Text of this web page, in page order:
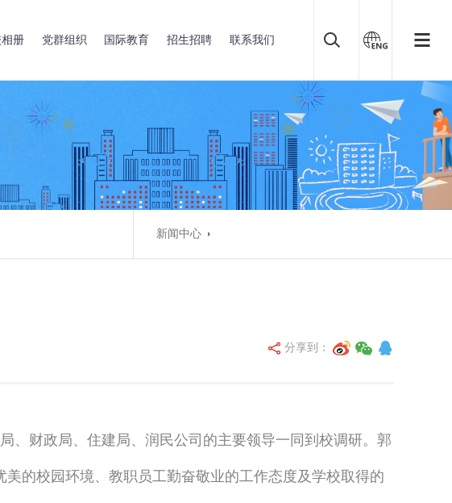
册 党群组织 国际教育 招生招聘 联系我们
新闻中心
分享到：
财政局、住建局、润民公司的主要领导一同到校调研。 郭
的校园环境、教职员工勤奋敬业的工作态度及学校取得的